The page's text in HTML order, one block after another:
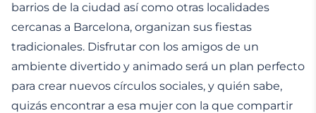
barrios de la ciudad así como otras localidades
cercanas a Barcelona, organizan sus fiestas
tradicionales. Disfrutar con los amigos de un
ambiente divertido y animado será un plan perfecto
para crear nuevos círculos sociales, y quién sabe,
quizás encontrar a esa mujer con la que compartir